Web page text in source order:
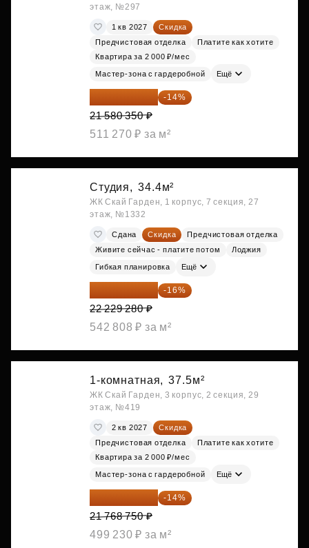
этаж, №297
1 кв 2027
Скидка
Предчистовая отделка
Платите как хотите
Квартира за 2 000 ₽/мес
Мастер-зона с гардеробной Ещё
18 559 101 ₽ -14%
21 580 350 ₽
511 270 ₽ за м²
Студия, 34.4м²
ЖК Скай Гарден, 1 корпус, 7 секция, 27
этаж, №1332
Сдана Скидка
Предчистовая отделка
Живите сейчас - платите потом
Лоджия
Гибкая планировка Ещё
18 672 595 ₽ -16%
22 229 280 ₽
542 808 ₽ за м²
1-комнатная, 37.5м²
ЖК Скай Гарден, 3 корпус, 2 секция, 29
этаж, №419
2 кв 2027
Скидка
Предчистовая отделка
Платите как хотите
Квартира за 2 000 ₽/мес
Мастер-зона с гардеробной Ещё
18 721 125 ₽ -14%
21 768 750 ₽
499 230 ₽ за м²